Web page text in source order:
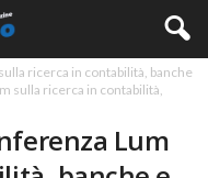
ricerca in contabilità, banche
sulla ricerca in contabilità,
Lum